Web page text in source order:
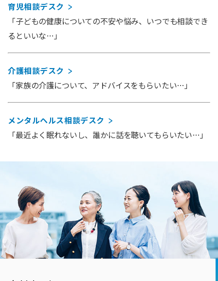
育児相談デスク
「子どもの健康についての不安や悩み、いつでも相談でき
るといいな…」
介護相談デスク
「家族の介護について、アドバイスをもらいたい…」
メンタルヘルス相談デスク
「最近よく眠れないし、誰かに話を聴いてもらいたい…」